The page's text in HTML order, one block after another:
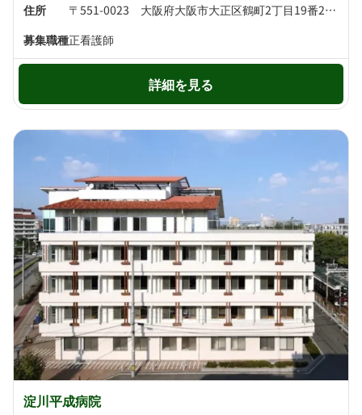
住所
〒551-0023 大阪府大阪市大正区鶴町2丁目19番28号
募集職種正看護師
詳細を見る
淀川平成病院